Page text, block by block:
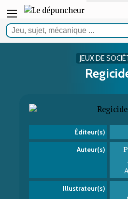
JEUX DE
Éditeur(s)
Auteur(s)
Illustrateur(s)